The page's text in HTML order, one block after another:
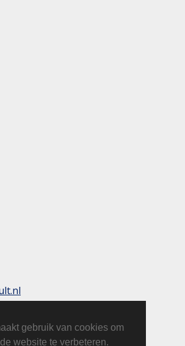
gebruik van cookies om
website te verbeteren.